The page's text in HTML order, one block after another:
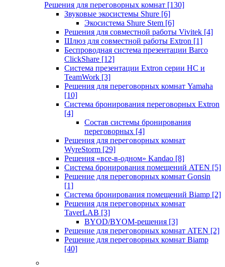
Решения для переговорных комнат [130]
Звуковые экосистемы Shure [6]
Экосистема Shure Stem [6]
Решения для совместной работы Vivitek [4]
Шлюз для совместной работы Extron [1]
Беспроводная система презентации Barco
ClickShare [12]
Система презентации Extron серии HC и
TeamWork [3]
Решения для переговорных комнат Yamaha
[10]
Система бронирования переговорных Extron
[4]
Состав системы бронирования
переговорных [4]
Решения для переговорных комнат
WyreStorm [29]
Решения «все-в-одном» Kandao [8]
Система бронирования помещений ATEN [5]
Решение для переговорных комнат Gonsin
[1]
Система бронирования помещений Biamp [2]
Решения для переговорных комнат
TaverLAB [3]
BYOD/BYOM-решения [3]
Решение для переговорных комнат ATEN [2]
Решение для переговорных комнат Biamp
[40]